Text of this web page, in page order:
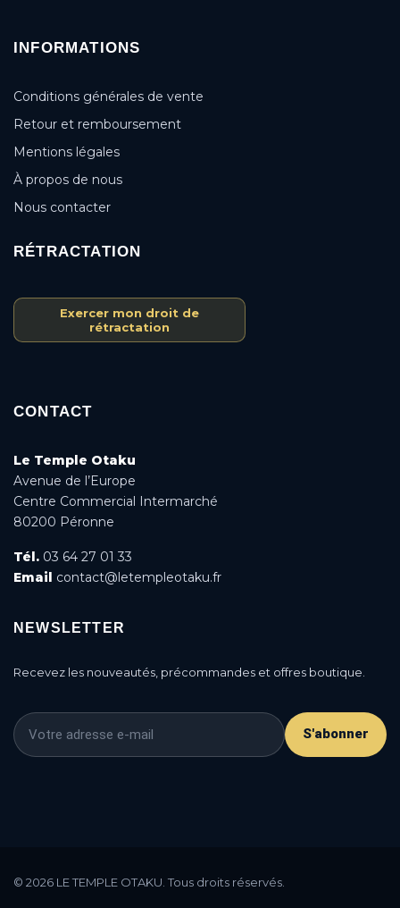
Module manager / AN Cookie Popup.
INFORMATIONS
Conditions générales de vente
Retour et remboursement
Mentions légales
À propos de nous
Nous contacter
RÉTRACTATION
Exercer mon droit de
rétractation
CONTACT
Le Temple Otaku
Avenue de l’Europe
Centre Commercial Intermarché
80200 Péronne
Tél. 03 64 27 01 33
Email contact@letempleotaku.fr
NEWSLETTER
Recevez les nouveautés, précommandes et offres boutique.
S'abonner
© 2026 LE TEMPLE OTAKU. Tous droits réservés.